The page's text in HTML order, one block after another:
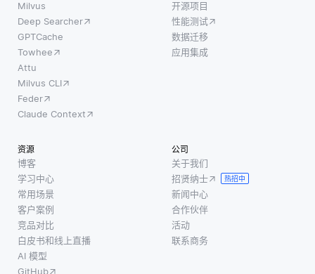
Milvus
Deep Searcher
GPTCache
Towhee
Attu
Milvus CLI
Feder
Claude Context
开源项目
性能测试
数据迁移
应用集成
资源
博客
学习中心
常用场景
客户案例
竞品对比
白皮书和线上直播
AI 模型
GitHub
公司
关于我们
招贤纳士
热招中
新闻中心
合作伙伴
活动
联系商务